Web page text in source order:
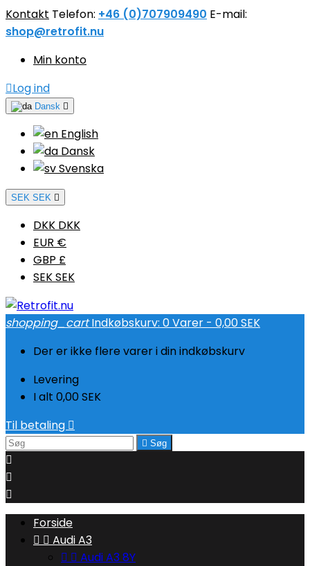
Kontakt Telefon: +46 (0)707909490 E-mail:
shop@retrofit.nu
Min konto
Log ind
Dansk 
English
Dansk
Svenska
SEK SEK 
DKK DKK
EUR €
GBP £
SEK SEK
shopping_cart Indkøbskurv: 0Varer - 0,00 SEK
Der er ikke flere varer i din indkøbskurv
Levering
I alt 0,00 SEK
Til betaling 
 Søg



Forside
  Audi A3
  Audi A3 8Y